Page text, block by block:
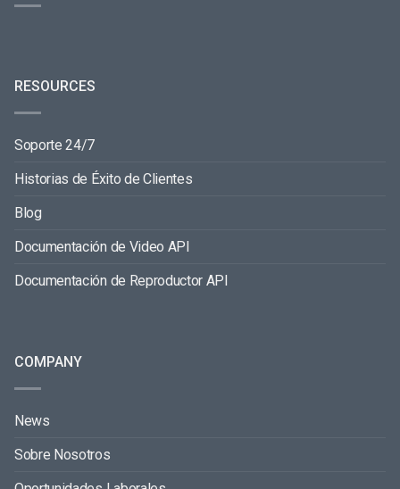
RESOURCES
Soporte 24/7
Historias de Éxito de Clientes
Blog
Documentación de Video API
Documentación de Reproductor API
COMPANY
News
Sobre Nosotros